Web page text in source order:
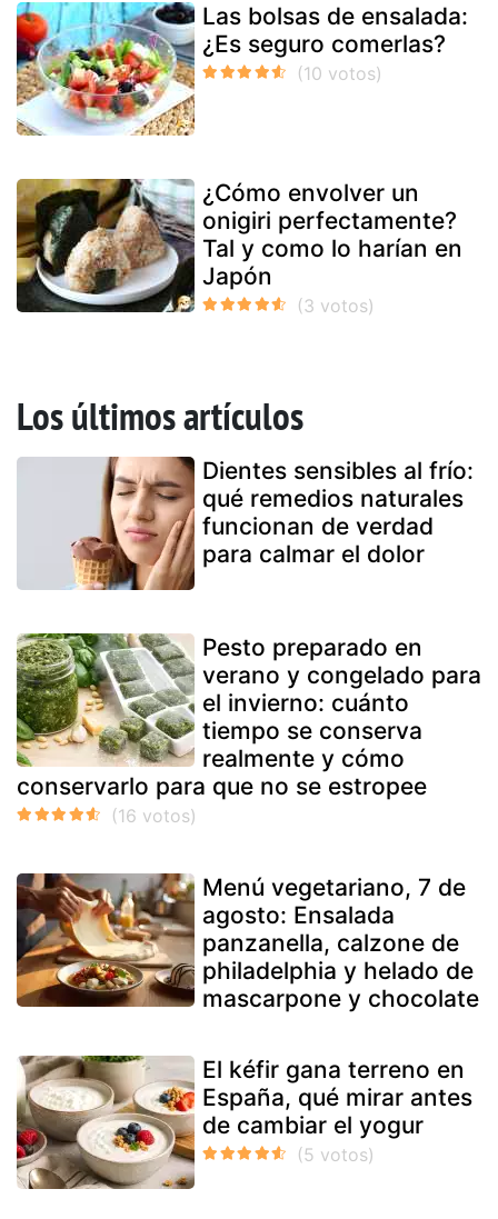
Las bolsas de ensalada:
¿Es seguro comerlas?
¿Cómo envolver un
onigiri perfectamente?
Tal y como lo harían en
Japón
Los últimos artículos
Dientes sensibles al frío:
qué remedios naturales
funcionan de verdad
para calmar el dolor
Pesto preparado en
verano y congelado para
el invierno: cuánto
tiempo se conserva
realmente y cómo
conservarlo para que no se estropee
Menú vegetariano, 7 de
agosto: Ensalada
panzanella, calzone de
philadelphia y helado de
mascarpone y chocolate
El kéfir gana terreno en
España, qué mirar antes
de cambiar el yogur